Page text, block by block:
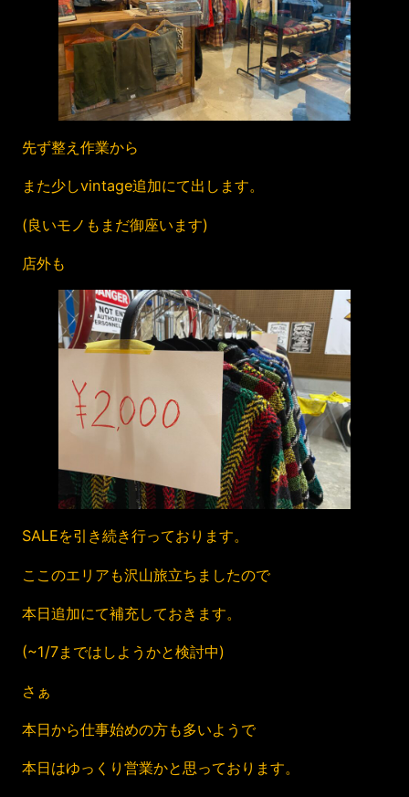
先ず整え作業から
また少しvintage追加にて出します。
(良いモノもまだ御座います)
店外も
SALEを引き続き行っております。
ここのエリアも沢山旅立ちましたので
本日追加にて補充しておきます。
(~1/7まではしようかと検討中)
さぁ
本日から仕事始めの方も多いようで
本日はゆっくり営業かと思っております。